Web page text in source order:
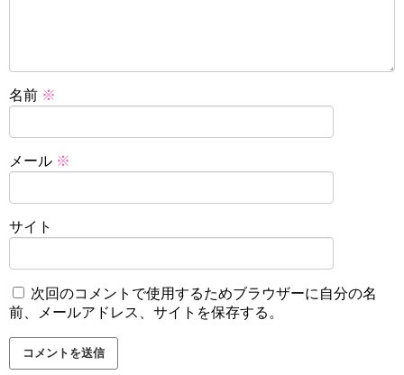
名前 ※
メール ※
サイト
次回のコメントで使用するためブラウザーに自分の名
前、メールアドレス、サイトを保存する。